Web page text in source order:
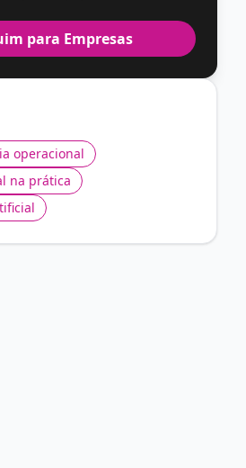
para Empresas
operacional
na prática